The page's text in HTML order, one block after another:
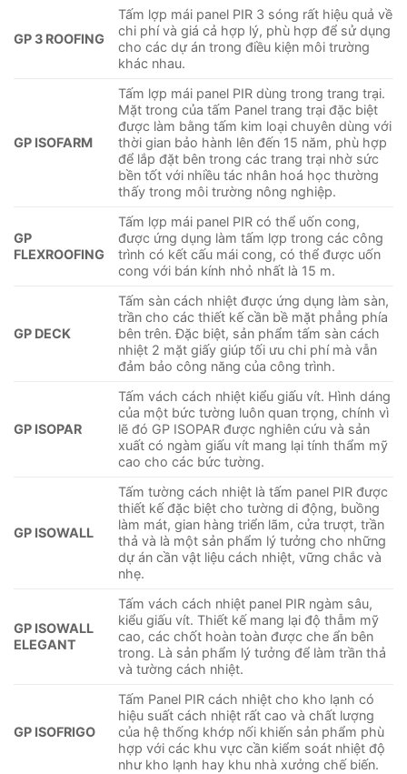
GP 3 ROOFING
Tấm lợp mái panel PIR 3 sóng rất hiệu quả về
chi phí và giá cả hợp lý, phù hợp để sử dụng
cho các dự án trong điều kiện môi trường
khác nhau.
GP ISOFARM
Tấm lợp mái panel PIR dùng trong trang trại.
Mặt trong của tấm Panel trang trại đặc biệt
được làm bằng tấm kim loại chuyên dùng với
thời gian bảo hành lên đến 15 năm, phù hợp
để lắp đặt bên trong các trang trại nhờ sức
bền tốt với nhiều tác nhân hoá học thường
thấy trong môi trường nông nghiệp.
GP
FLEXROOFING
Tấm lợp mái panel PIR có thể uốn cong,
được ứng dụng làm tấm lợp trong các công
trình có kết cấu mái cong, có thể được uốn
cong với bán kính nhỏ nhất là 15 m.
GP DECK
Tấm sàn cách nhiệt được ứng dụng làm sàn,
trần cho các thiết kế cần bề mặt phẳng phía
bên trên. Đặc biệt, sản phẩm tấm sàn cách
nhiệt 2 mặt giấy giúp tối ưu chi phí mà vẫn
đảm bảo công năng của công trình.
GP ISOPAR
Tấm vách cách nhiệt kiểu giấu vít. Hình dáng
của một bức tường luôn quan trọng, chính vì
lẽ đó GP ISOPAR được nghiên cứu và sản
xuất có ngàm giấu vít mang lại tính thẩm mỹ
cao cho các bức tường.
GP ISOWALL
Tấm tường cách nhiệt là tấm panel PIR được
thiết kế đặc biệt cho tường di động, buồng
làm mát, gian hàng triển lãm, cửa trượt, trần
thả và là một sản phẩm lý tưởng cho những
dự án cần vật liệu cách nhiệt, vững chắc và
nhẹ.
GP ISOWALL
ELEGANT
Tấm vách cách nhiệt panel PIR ngàm sâu,
kiểu giấu vít. Thiết kế mang lại độ thẫm mỹ
cao, các chốt hoàn toàn được che ẩn bên
trong. Là sản phẩm lý tưởng để làm trần thả
và tường cách nhiệt.
GP ISOFRIGO
Tấm Panel PIR cách nhiệt cho kho lạnh có
hiệu suất cách nhiệt rất cao và chất lượng
của hệ thống khớp nối khiến sản phẩm phù
hợp với các khu vực cần kiểm soát nhiệt độ
như kho lạnh hay khu nhà xưởng chế biến.